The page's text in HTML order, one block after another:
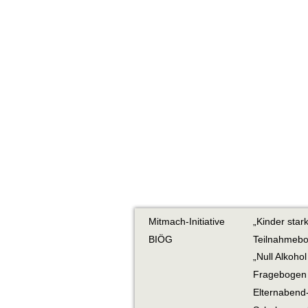
Mitmach-Initiative
BIÖG
„Kinder
„Null
Fragebogen